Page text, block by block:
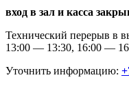
вход в зал и касса
Технический перерыв в
13:00 — 13:30, 16:00 —
Уточнить информацию: